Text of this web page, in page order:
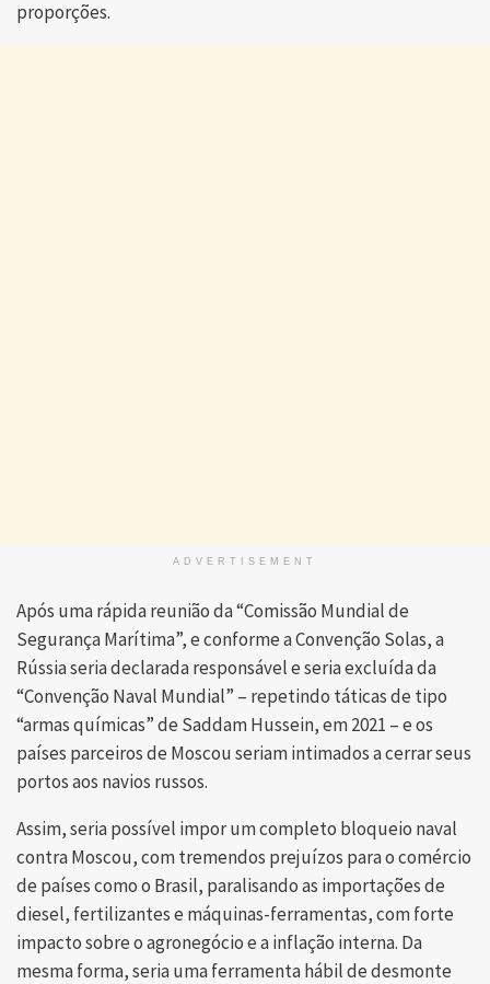
proporções.
ADVERTISEMENT
Após uma rápida reunião da “Comissão Mundial de
Segurança Marítima”, e conforme a Convenção Solas, a
Rússia seria declarada responsável e seria excluída da
“Convenção Naval Mundial” – repetindo táticas de tipo
“armas químicas” de Saddam Hussein, em 2021 – e os
países parceiros de Moscou seriam intimados a cerrar seus
portos aos navios russos.
Assim, seria possível impor um completo bloqueio naval
contra Moscou, com tremendos prejuízos para o comércio
de países como o Brasil, paralisando as importações de
diesel, fertilizantes e máquinas-ferramentas, com forte
impacto sobre o agronegócio e a inflação interna. Da
mesma forma, seria uma ferramenta hábil de desmonte